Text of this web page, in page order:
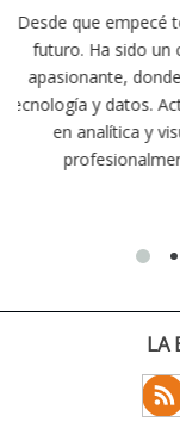
de
en
exige
LA